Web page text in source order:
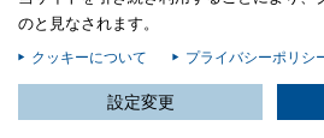
いよいよ始動する無期転換ルー
のと見なされます。
クッキーについて プライバシーポリシ
設定変更
ターゲティング Cookie
この設定で保存